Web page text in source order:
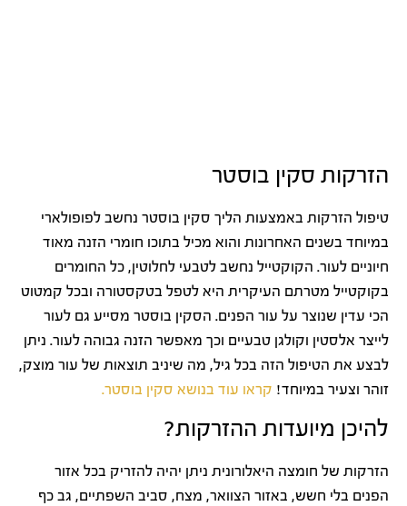
הזרקות סקין בוסטר
טיפול הזרקות באמצעות הליך סקין בוסטר נחשב לפופולארי
במיוחד בשנים האחרונות והוא מכיל בתוכו חומרי הזנה מאוד
חיוניים לעור. הקוקטייל נחשב לטבעי לחלוטין, כל החומרים
בקוקטייל מטרתם העיקרית היא לטפל בטקסטורה ובכל קמטוט
הכי עדין שנוצר על עור הפנים. הסקין בוסטר מסייע גם לעור
לייצר אלסטין וקולגן טבעיים וכך מאפשר הזנה גבוהה לעור. ניתן
לבצע את הטיפול הזה בכל גיל, מה שיניב תוצאות של עור מוצק,
זוהר וצעיר במיוחד! קראו עוד בנושא סקין בוסטר.
להיכן מיועדות ההזרקות?
הזרקות של חומצה היאלורונית ניתן יהיה להזריק בכל אזור
הפנים בלי חשש, באזור הצוואר, מצח, סביב השפתיים, גב כף